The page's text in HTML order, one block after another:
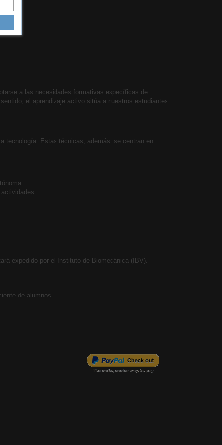
a las necesidades formativas específicas de
el aprendizaje activo sitúa a nuestros estudiantes
tecnología. Estas técnicas, además, se centran en
expedido por el Instituto de Biomecánica (IBV).
de alumnos.